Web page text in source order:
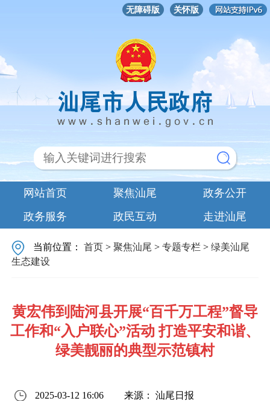
无障碍版 关怀版
网站首页 聚焦汕尾
政务公开
政务服务
政民互动 走进汕尾
当前位置：首页 >聚焦汕尾 >专题专栏 >绿美汕尾
生态建设
黄宏伟到陆河县开展“百千万工程”督导
工作和“入户联心”活动 打造平安和谐、
绿美靓丽的典型示范镇村
2025-03-12 16:06 来源： 汕尾日报